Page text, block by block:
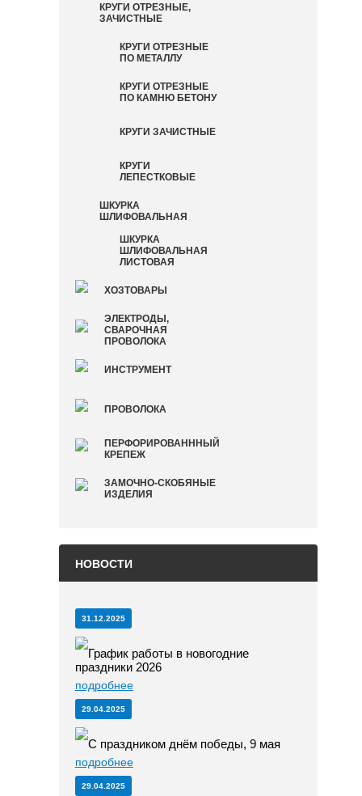
КРУГИ ОТРЕЗНЫЕ,
ЗАЧИСТНЫЕ
КРУГИ ОТРЕЗНЫЕ
ПО МЕТАЛЛУ
КРУГИ ОТРЕЗНЫЕ
ПО КАМНЮ БЕТОНУ
КРУГИ ЗАЧИСТНЫЕ
КРУГИ
ЛЕПЕСТКОВЫЕ
ШКУРКА
ШЛИФОВАЛЬНАЯ
ШКУРКА
ШЛИФОВАЛЬНАЯ
ЛИСТОВАЯ
ХОЗТОВАРЫ
ЭЛЕКТРОДЫ,
СВАРОЧНАЯ
ПРОВОЛОКА
ИНСТРУМЕНТ
ПРОВОЛОКА
ПЕРФОРИРОВАНННЫЙ
КРЕПЕЖ
ЗАМОЧНО-СКОБЯНЫЕ
ИЗДЕЛИЯ
НОВОСТИ
31.12.2025
График работы в новогодние
праздники 2026
подробнее
29.04.2025
С праздником днём победы, 9 мая
подробнее
29.04.2025